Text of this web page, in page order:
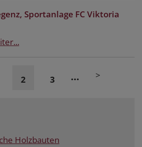
Sportanlage FC Viktoria
2 3 … >
Holzbauten